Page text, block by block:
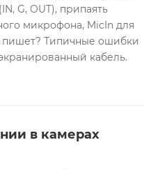
G, OUT), припаять
микрофона, MicIn для
пишет? Типичные ошибки
кабель.
в камерах